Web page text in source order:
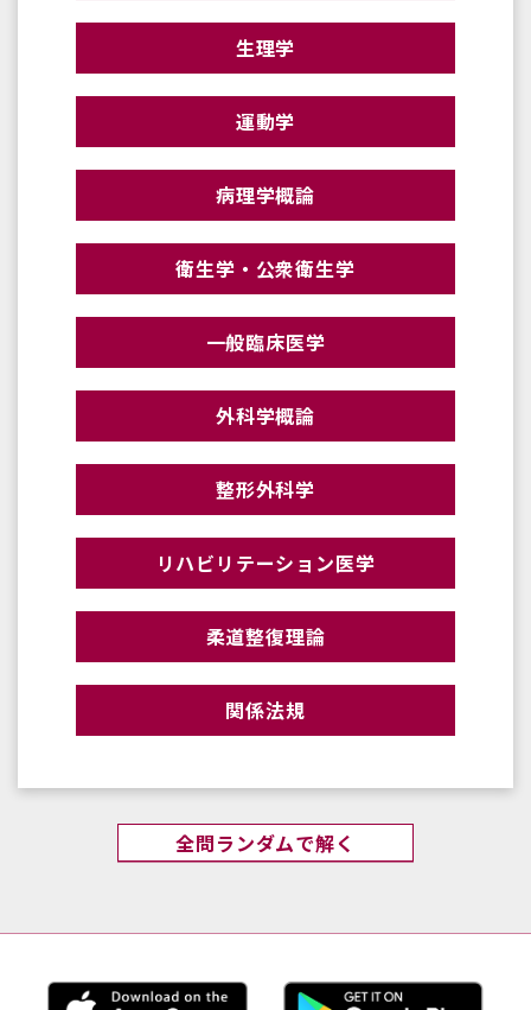
生理学
運動学
病理学概論
衛生学・公衆衛生学
一般臨床医学
外科学概論
整形外科学
リハビリテーション医学
柔道整復理論
関係法規
全問ランダムで解く